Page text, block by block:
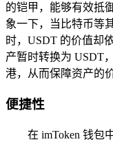
的铠甲，能够有效抵
象一下，当比特币等
时，USDT 的价值却
产暂时转换为 USDT
港，从而保障资产的
便捷性
在 imToken 钱包